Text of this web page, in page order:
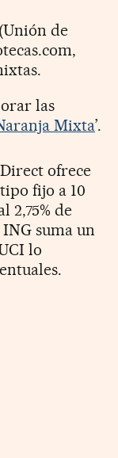
de
las
Mixta’.
ofrece
fijo a 10
2,75% de
suma un
lo